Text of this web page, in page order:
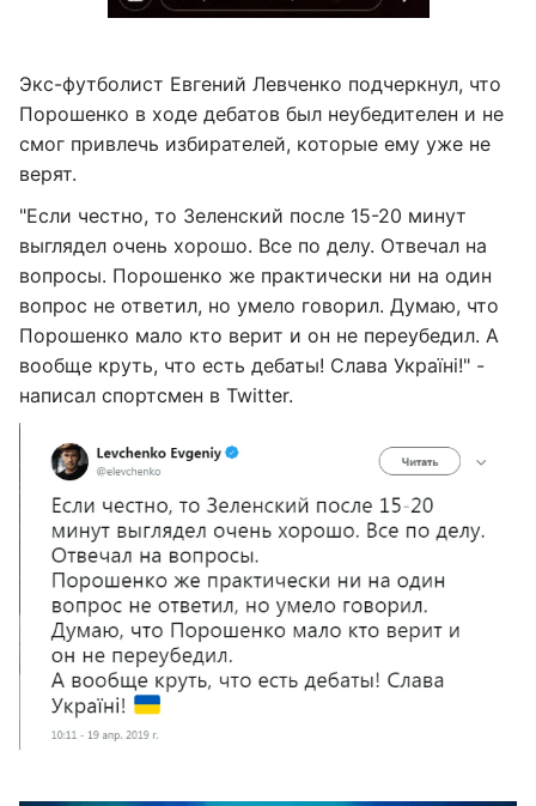
Экс-футболист Евгений Левченко подчеркнул, что
Порошенко в ходе дебатов был неубедителен и не
смог привлечь избирателей, которые ему уже не
верят.
"Если честно, то Зеленский после 15-20 минут
выглядел очень хорошо. Все по делу. Отвечал на
вопросы. Порошенко же практически ни на один
вопрос не ответил, но умело говорил. Думаю, что
Порошенко мало кто верит и он не переубедил. А
вообще круть, что есть дебаты! Слава Україні!" -
написал спортсмен в Twitter.